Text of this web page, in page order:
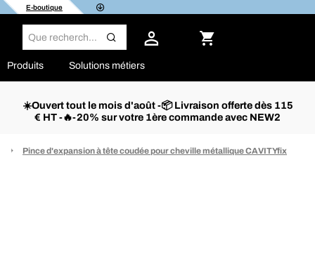
E-boutique
Produits Solutions métiers
☀️Ouvert tout le mois d'août -📦 Livraison offerte dès 115
€ HT -🔥-20% sur votre 1ère commande avec NEW2
Pince d'expansion à tête coudée pour cheville métallique CAVITYfix